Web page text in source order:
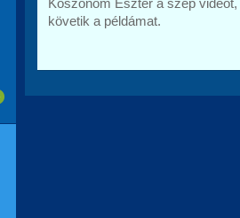
Köszönöm Eszter a szép
követik a példámat.